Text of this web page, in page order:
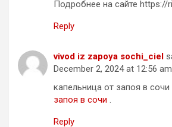
Подробнее на сайте https://
Reply
vivod iz zapoya sochi_ciel
December 2, 2024 at 12:56 am
капельница от запоя в сочи
запоя в сочи .
Reply